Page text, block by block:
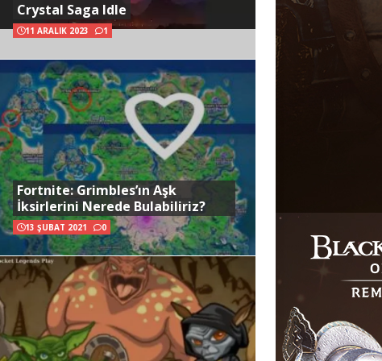
Crystal Saga Idle
11 ARALIK 2023 1
Fortnite: Grimbles’ın Aşk
İksirlerini Nerede Bulabiliriz?
13 ŞUBAT 2021 0